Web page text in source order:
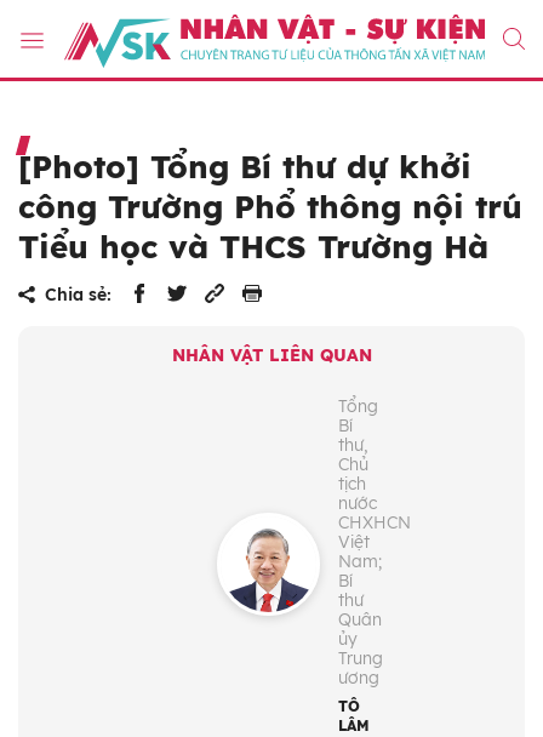
[Photo] Tổng Bí thư dự khởi
công Trường Phổ thông nội trú
Tiểu học và THCS Trường Hà
Chia sẻ:
NHÂN VẬT LIÊN QUAN
Tổng
Bí
thư,
Chủ
tịch
nước
CHXHCN
Việt
Nam;
Bí
thư
Quân
ủy
Trung
ương
TÔ
LÂM